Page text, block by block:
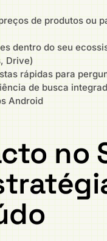
de produtos ou
dentro do seu
Drive)
rápidas para
de busca
Android
no